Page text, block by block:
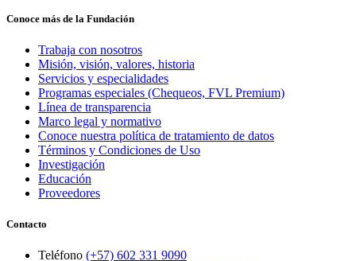
Conoce más de la Fundación
Trabaja con nosotros
Misión, visión, valores, historia
Servicios y especialidades
Programas especiales (Chequeos, FVL Premium)
Línea de transparencia
Marco legal y normativo
Conoce nuestra política de tratamiento de datos
Términos y Condiciones de Uso
Investigación
Educación
Proveedores
Contacto
Teléfono (+57) 602 331 9090